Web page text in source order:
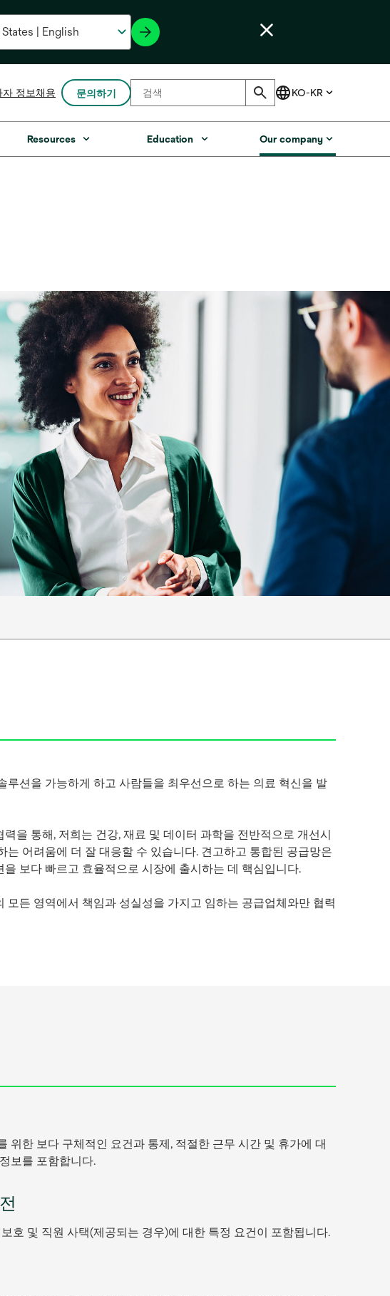
자 정보새
에
서
채용 문의하기
Resources Education Our company
루션을 가능하게 하고 사람들을 최우선으로 하는 의료 혁신을 발
력을 통해, 저희는 건강, 재료 및 데이터 과학을 전반적으로 개선시
는 어려움에 더 잘 대응할 수 있습니다. 견고하고 통합된 공급망은
을 보다 빠르고 효율적으로 시장에 출시하는 데 핵심입니다.
모든 영역에서 책임과 성실성을 가지고 임하는 공급업체와만 협력
위한 보다 구체적인 요건과 통제, 적절한 근무 시간 및 휴가에 대
보를 포함합니다.
호 및 직원 사택(제공되는 경우)에 대한 특정 요건이 포함됩니다.